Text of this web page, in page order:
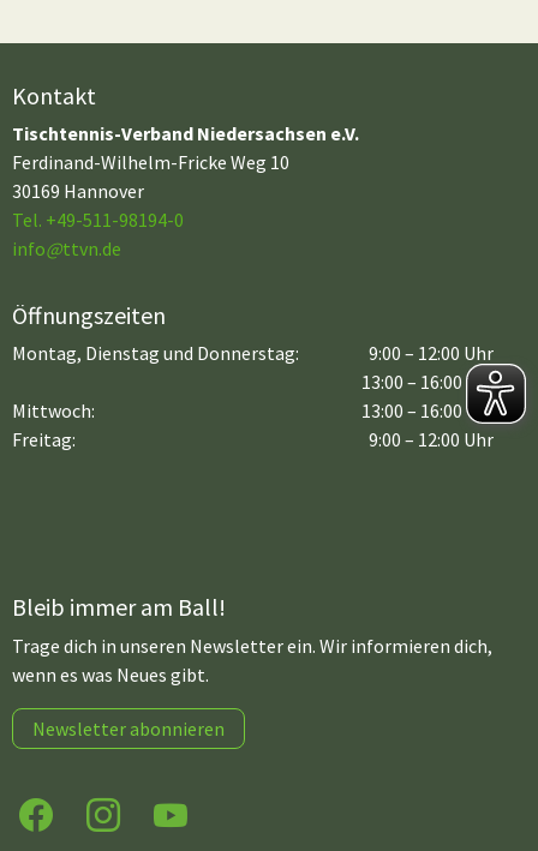
Kontakt
Tischtennis-Verband Niedersachsen e.V.
Ferdinand-Wilhelm-Fricke Weg 10
30169 Hannover
Tel. +49-511-98194-0
info@ttvn.de
Öffnungszeiten
Montag, Dienstag und Donnerstag:
9:00 – 12:00 Uhr
13:00 – 16:00 Uhr
Mittwoch:
Freitag:
13:00 – 16:00 Uhr
9:00 – 12:00 Uhr
Bleib immer am Ball!
Trage dich in unseren Newsletter ein. Wir informieren dich,
wenn es was Neues gibt.
Newsletter abonnieren